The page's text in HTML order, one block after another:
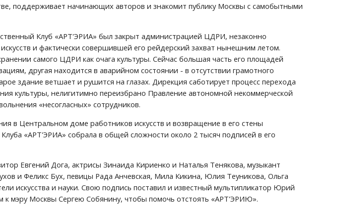
поддерживает начинающих авторов и знакомит публику Москвы с самобытными
Клуб «АРТ'ЭРИА» был закрыт администрацией ЦДРИ, незаконно
и фактически совершившей его рейдерский захват нынешним летом.
самого ЦДРИ как очага культуры. Сейчас большая часть его площадей
другая находится в аварийном состоянии - в отсутствии грамотного
здание ветшает и рушится на глазах. Дирекция саботирует процесс перехода
культуры, нелигитимно переизбрано Правление автономной некоммерческой
«несогласных» сотрудников.
в Центральном доме работников искусств и возвращение в его стены
«АРТ'ЭРИА» собрала в общей сложности около 2 тысяч подписей в его
Евгений Дога, актрисы Зинаида Кириенко и Наталья Тенякова, музыкант
и Феликс Бух, певицы Рада Анчевская, Мила Кикина, Юлия Теуникова, Ольга
искусства и науки. Свою подпись поставил и известный мультипликатор Юрий
к мэру Москвы Сергею Собянину, чтобы помочь отстоять «АРТ'ЭРИЮ».